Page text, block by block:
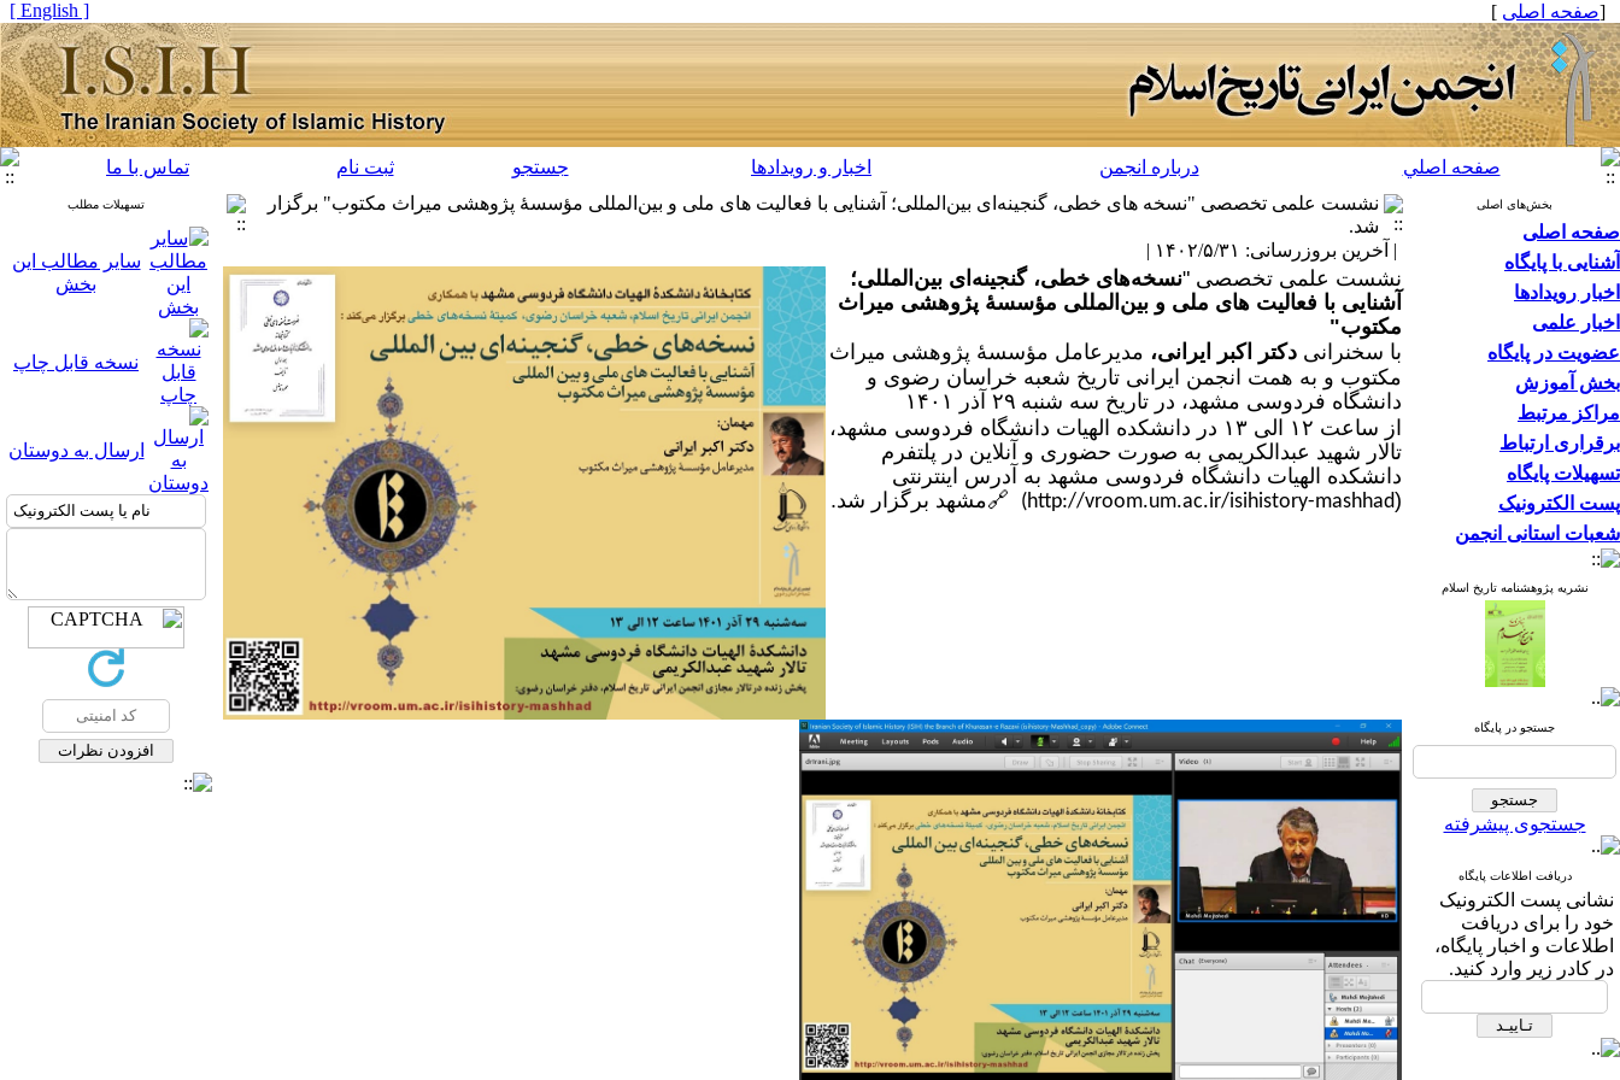
[صفحه اصلی ]
[ English ]
صفحه اصلي درباره انجمن اخبار و رویدادها جستجو ثبت نام تماس با ما
بخش‌های اصلی
صفحه اصلی
آشنایی با پایگاه
اخبار رویدادها
اخبار علمی
عضویت در پایگاه
بخش آموزش
مراکز مرتبط
برقراری ارتباط
تسهیلات پایگاه
پست الکترونیک
شعبات استانی انجمن
نشریه پژوهشنامه تاریخ اسلام
جستجو در پایگاه
جستجوی پیشرفته
دریافت اطلاعات پایگاه
نشانی پست الکترونیک
خود را برای دریافت
اطلاعات و اخبار پایگاه،
در کادر زیر وارد کنید.
نشست علمی تخصصی "نسخه های خطی، گنجینه‌ای بین‌المللی؛ آشنایی با فعالیت های ملی و بین‌المللی مؤسسۀ پژوهشی میراث مکتوب" برگزار
شد.
| آخرین بروزرسانی: ۱۴۰۲/۵/۳۱ |
نشست علمی تخصصی "نسخههای خطی، گنجینه‌ای بین‌المللی؛
آشنایی با فعالیت های ملی و بین‌المللی مؤسسۀ پژوهشی میراث
مکتوب"
با سخنرانی دکتر اکبر ایرانی، مدیرعامل مؤسسۀ پژوهشی میراث
مکتوب و به همت انجمن ایرانی تاریخ شعبه خراسان رضوی و
دانشگاه فردوسی مشهد، در تاریخ سه شنبه ۲۹ آذر
۱۴۰۱
از ساعت ۱۲ الی ۱۳ در د
انشکده الهیات دانشگاه فردوسی مشهد،
تالار شهید عبدالکریمی به صورت حضوری و آنلاین در پلتفرم
دانشکده الهیات دانشگاه فردوسی مشهد به آدرس اینترنتی
(
http://vroom.um.ac.ir/isihistory-mashhad)
🔗مشهد برگزار شد.
تسهیلات مطلب
سایر مطالب این
بخش
نسخه قابل چاپ
ارسال به دوستان